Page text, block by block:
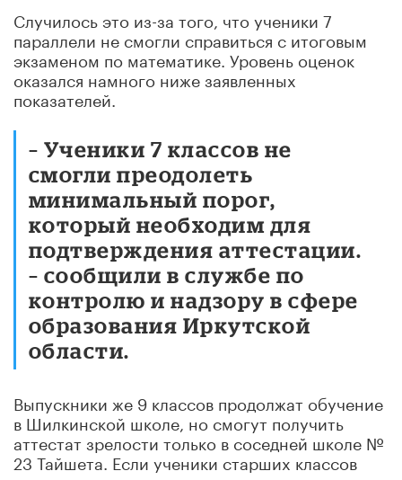
Случилось это из-за того, что ученики 7
параллели не смогли справиться с итоговым
экзаменом по математике. Уровень оценок
оказался намного ниже заявленных
показателей.
– Ученики 7 классов не
смогли преодолеть
минимальный порог,
который необходим для
подтверждения аттестации.
– сообщили в службе по
контролю и надзору в сфере
образования Иркутской
области.
Выпускники же 9 классов продолжат обучение
в Шилкинской школе, но смогут получить
аттестат зрелости только в соседней школе №
23 Тайшета. Если ученики старших классов